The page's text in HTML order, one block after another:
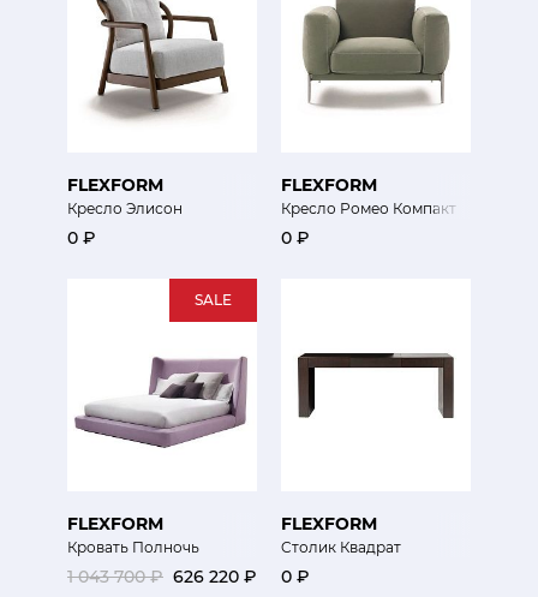
FLEXFORM
Кресло Элисон
0 ₽
FLEXFORM
Кресло Ромео Компакт
0 ₽
SALE
FLEXFORM
Кровать Полночь
1 043 700 ₽ 626 220 ₽
FLEXFORM
Cтолик Квадрат
0 ₽